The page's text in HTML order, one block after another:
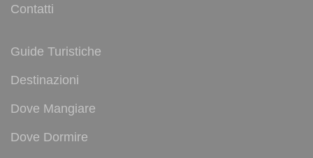
Contatti
Guide Turistiche
Destinazioni
Dove Mangiare
Dove Dormire